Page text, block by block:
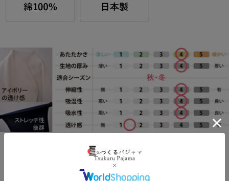
素材について